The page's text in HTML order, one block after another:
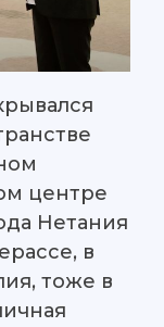
центре
Нетания
в
тоже в